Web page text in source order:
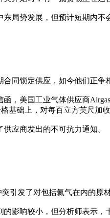
局势发展，但预计短期内
同锁定供应，如今他们正争
，美国工业气体供应商
基础上，对每百立方英尺加收
应商发出的不可抗力通知。
引发了对包括氦气在内的原
影响较小，但分析师表示，